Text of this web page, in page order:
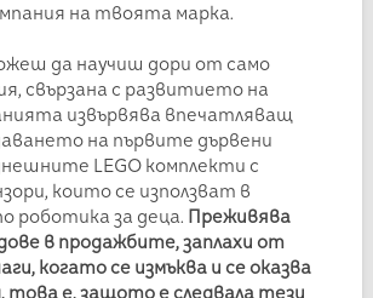
на твоята марка.
да научиш дори от само
свързана с развитието на
извървява впечатляващ
на първите дървени
LEGO комплекти с
които се използват в
роботика за деца. Преживява
в продажбите, заплахи от
когато се измъква и се оказва
това е, защото е следвала тези